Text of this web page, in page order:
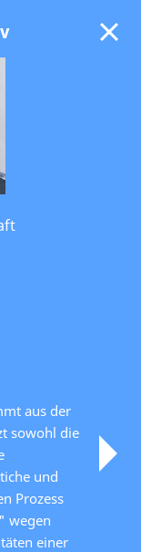
aus der
sowohl die
und
Prozess
wegen
einer